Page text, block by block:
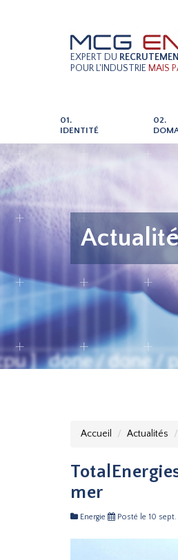
EXPERT DU
POUR L'INDUSTRIE MAIS
01.
IDENTITÉ
02.
Accueil Actualités
mer
Energie Posté le 10